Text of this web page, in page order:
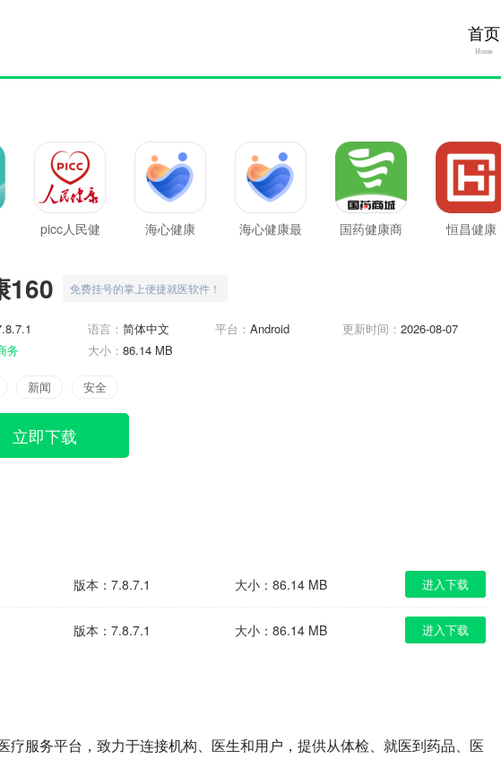
首页
Home
picc人民健
海心健康
海心健康最
国药健康商
恒昌健康
160 免费挂号的掌上便捷就医软件！
语言： 简体中文 平台： Android 更新时间： 2026-08-07
务 大小： 86.14 MB
新闻 安全
立即下载
版本：7.8.7.1 大小：86.14 MB 进入下载
版本：7.8.7.1 大小：86.14 MB 进入下载
疗服务平台，致力于连接机构、医生和用户，提供从体检、就医到药品、医